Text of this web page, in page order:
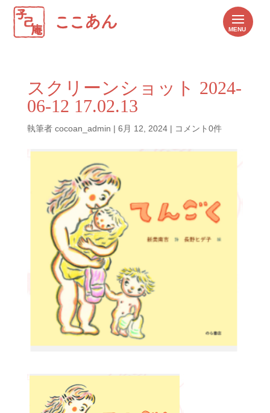
スクリーンショット 2024-
06-12 17.02.13
執筆者 cocoan_admin | 6月 12, 2024| コメント0件